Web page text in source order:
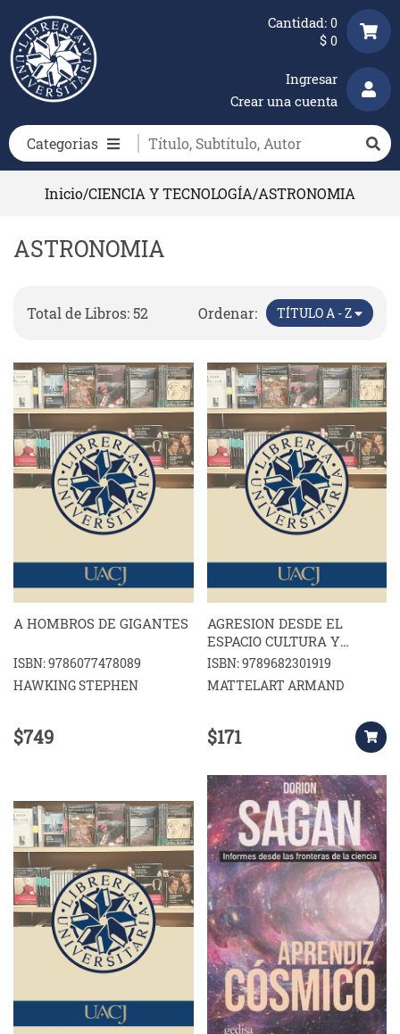
Categorias
Ingresar
Crear una cuenta
Cantidad: 0
$ 0
Inicio/CIENCIA Y TECNOLOGÍA/ASTRONOMIA
ASTRONOMIA
Total de Libros: 52 Ordenar: TÍTULO A - Z
A HOMBROS DE GIGANTES
ISBN: 9786077478089
HAWKING STEPHEN
$749
AGRESION DESDE EL
ESPACIO CULTURA Y
NAPALM EN LA ERA DE
LOS SATELITES
ISBN: 9789682301919
MATTELART ARMAND
$171